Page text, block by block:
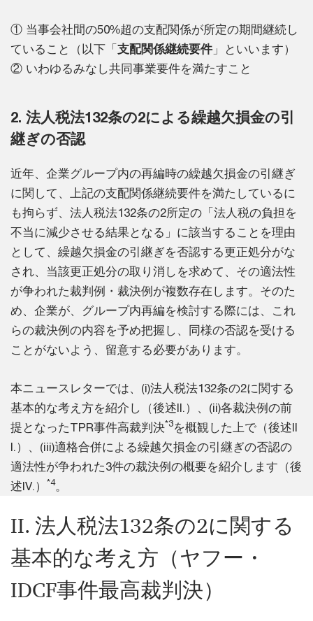
① 当事会社間の50%超の支配関係が所定の期間継続し
ていること（以下「 支配関係継続要件 」といいます）
② いわゆるみなし共同事業要件を満たすこと
2. 法人税法132条の2による繰越欠損金の引
継ぎの否認
近年、企業グループ内の再編時の繰越欠損金の引継ぎ
に関して、上記の支配関係継続要件を満たしているに
も拘らず、法人税法132条の2所定の「法人税の負担を
不当に減少させる結果となる」に該当することを理由
として、繰越欠損金の引継ぎを否認する更正処分がな
され、当該更正処分の取り消しを求めて、その適法性
が争われた裁判例・裁決例が複数存在します。そのた
め、企業が、グループ内再編を検討する際には、これ
らの裁決例の内容を予め把握し、同様の否認を受ける
ことがないよう、留意する必要があります。
本ニュースレターでは、(i)法人税法132条の2に関する
基本的な考え方を紹介し（後述II.）、(ii)各裁決例の前
提となったTPR事件高裁判決*3を概観した上で（後述II
I.）、(iii)適格合併による繰越欠損金の引継ぎの否認の
適法性が争われた3件の裁決例の概要を紹介します（後
述IV.）
*4。
II. 法人税法132条の2に関する
基本的な考え方（ヤフー・
IDCF事件最高裁判決）